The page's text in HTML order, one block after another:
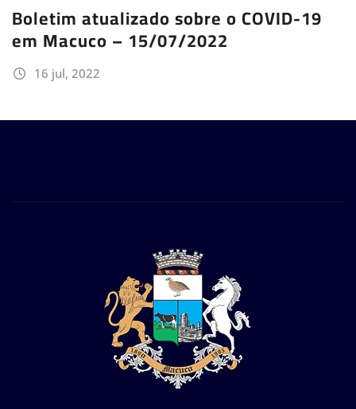
Boletim atualizado sobre o COVID-19
em Macuco – 15/07/2022
16 jul, 2022